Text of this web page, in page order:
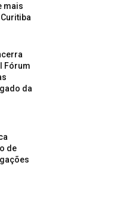
mais
Fórum
da
de